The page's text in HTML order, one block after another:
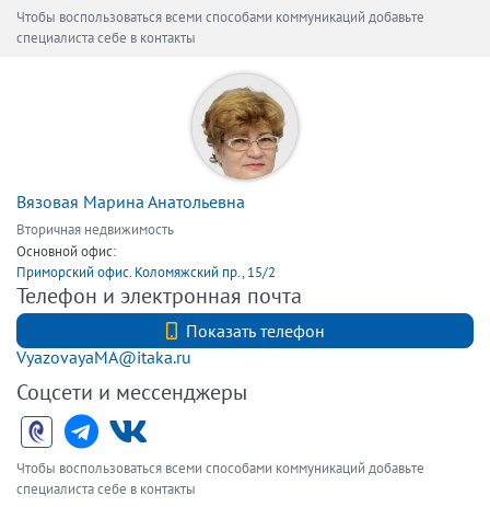
Чтобы воспользоваться всеми способами коммуникаций добавьте
специалиста себе в контакты
Вязовая Марина Анатольевна
Вторичная недвижимость
Основной офис:
Приморский офис. Коломяжский пр., 15/2
Телефон и электронная почта
Показать телефон
VyazovayaMA@itaka.ru
Соцсети и мессенджеры
Чтобы воспользоваться всеми способами коммуникаций добавьте
специалиста себе в контакты